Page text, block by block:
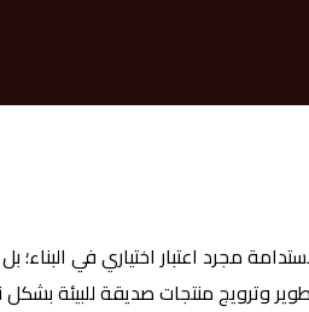
مجرد اعتبار اختياري في
وترويج منتجات صديقة للبيئة بشكل